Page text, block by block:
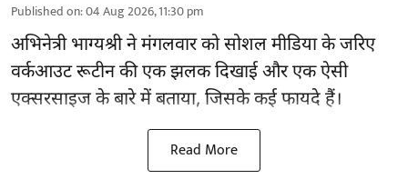
Published on:04 Aug 2026, 11:30 pm
अभिनेत्री भाग्यश्री ने मंगलवार को सोशल मीडिया के जरिए
वर्कआउट रूटीन की एक झलक दिखाई और एक ऐसी
एक्सरसाइज के बारे में बताया, जिसके कई फायदे हैं।
Read More